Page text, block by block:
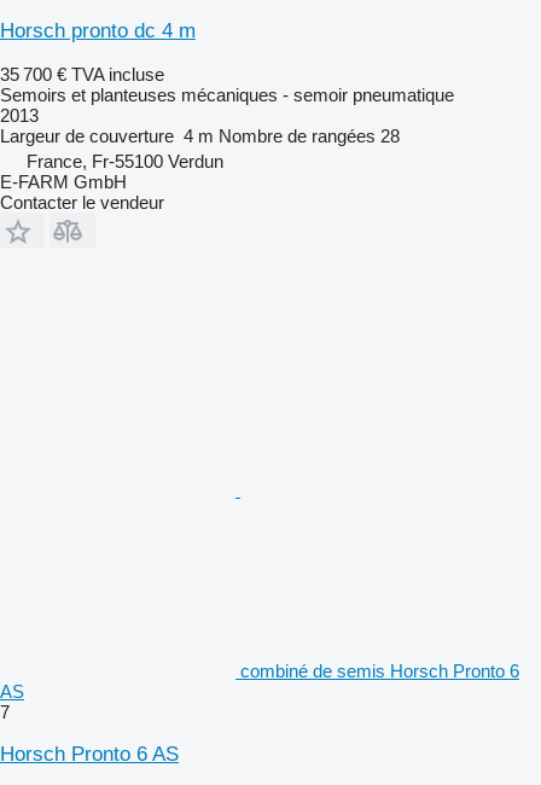
Horsch pronto dc 4 m
35 700 € TVA incluse
Semoirs et planteuses mécaniques - semoir pneumatique
2013
Largeur de couverture 4 m Nombre de rangées 28
France, Fr-55100 Verdun
E-FARM GmbH
Contacter le vendeur
combiné de semis Horsch Pronto 6
AS
7
Horsch Pronto 6 AS